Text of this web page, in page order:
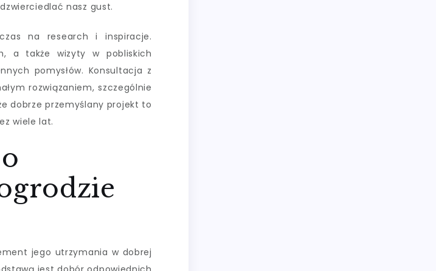
nasz gust.
na research i inspiracje.
a także wizyty w pobliskich
pomysłów. Konsultacja z
rozwiązaniem, szczególnie
dobrze przemyślany projekt to
wiele lat.
jego utrzymania w dobrej